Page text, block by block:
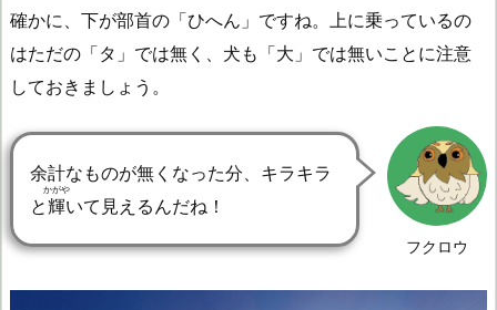
確かに、下が部首の「ひへん」ですね。上に乗っているの
はただの「タ」では無く、犬も「大」では無いことに注意
しておきましょう。
フクロウ
余計なものが無くなった分、キラキラ
と輝
かがや
いて見えるんだね！